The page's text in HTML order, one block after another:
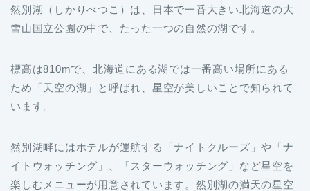
然別湖（しかりべつこ）は、日本で一番大きい北海道の大
雪山国立公園の中で、たった一つの自然の湖です。
標高は810mで、北海道にある湖では一番高い場所にある
ため「天空の湖」と呼ばれ、星空が美しいことで知られて
います。
然別湖畔にはホテルが運航する「ナイトクルーズ」や「ナ
イトウォッチング」、「スターウォッチング」など星空を
楽しむメニューが用意されています。然別湖の満天の星空